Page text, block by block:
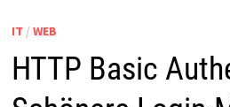
IT / WEB
HTTP Basic